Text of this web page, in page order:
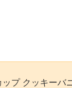
プ クッキーバ